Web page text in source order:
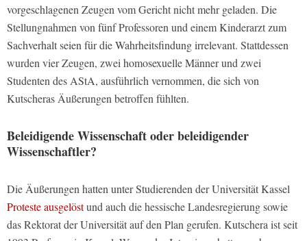
vorgeschlagenen Zeugen vom Gericht nicht mehr geladen. Die
Stellungnahmen von fünf Professoren und einem Kinderarzt zum
Sachverhalt seien für die Wahrheitsfindung irrelevant. Stattdessen
wurden vier Zeugen, zwei homosexuelle Männer und zwei
Studenten des AStA, ausführlich vernommen, die sich von
Kutscheras Äußerungen betroffen fühlten.
Beleidigende Wissenschaft oder beleidigender
Wissenschaftler?
Die Äußerungen hatten unter Studierenden der Universität Kassel
Proteste ausgelöstund auch die hessische Landesregierung sowie
das Rektorat der Universität auf den Plan gerufen. Kutschera ist seit